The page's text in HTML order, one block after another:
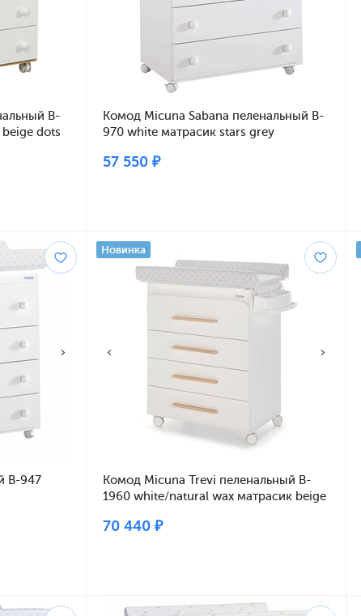
B-
dots
Комод Micuna Sabana пеленальный B-
970 white матрасик stars grey
57 550 ₽
B-947
Новинка
Комод Micuna Trevi пеленальный B-
1960 white/natural wax матрасик beige
70 440 ₽